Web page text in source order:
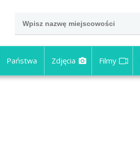
Państwa Zdjęcia Filmy